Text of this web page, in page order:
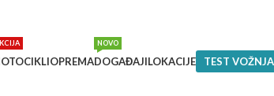
OPREMADOGAĐAJI
NOVO
LOKACIJE TEST VOŽNJA